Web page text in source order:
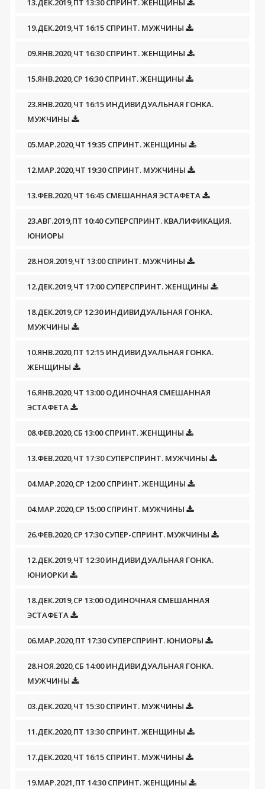
13.ДЕК.2019,ПТ 13:30 СПРИНТ. ЖЕНЩИНЫ
19.ДЕК.2019,ЧТ 16:15 СПРИНТ. МУЖЧИНЫ
09.ЯНВ.2020,ЧТ 16:30 СПРИНТ. ЖЕНЩИНЫ
15.ЯНВ.2020,СР 16:30 СПРИНТ. ЖЕНЩИНЫ
23.ЯНВ.2020,ЧТ 16:15 ИНДИВИДУАЛЬНАЯ ГОНКА.
МУЖЧИНЫ
05.МАР.2020,ЧТ 19:35 СПРИНТ. ЖЕНЩИНЫ
12.МАР.2020,ЧТ 19:30 СПРИНТ. МУЖЧИНЫ
13.ФЕВ.2020,ЧТ 16:45 СМЕШАННАЯ ЭСТАФЕТА
23.АВГ.2019,ПТ 10:40 СУПЕРСПРИНТ. КВАЛИФИКАЦИЯ.
ЮНИОРЫ
28.НОЯ.2019,ЧТ 13:00 СПРИНТ. МУЖЧИНЫ
12.ДЕК.2019,ЧТ 17:00 СУПЕРСПРИНТ. ЖЕНЩИНЫ
18.ДЕК.2019,СР 12:30 ИНДИВИДУАЛЬНАЯ ГОНКА.
МУЖЧИНЫ
10.ЯНВ.2020,ПТ 12:15 ИНДИВИДУАЛЬНАЯ ГОНКА.
ЖЕНЩИНЫ
16.ЯНВ.2020,ЧТ 13:00 ОДИНОЧНАЯ СМЕШАННАЯ
ЭСТАФЕТА
08.ФЕВ.2020,СБ 13:00 СПРИНТ. ЖЕНЩИНЫ
13.ФЕВ.2020,ЧТ 17:30 СУПЕРСПРИНТ. МУЖЧИНЫ
04.МАР.2020,СР 12:00 СПРИНТ. ЖЕНЩИНЫ
04.МАР.2020,СР 15:00 СПРИНТ. МУЖЧИНЫ
26.ФЕВ.2020,СР 17:30 СУПЕР-СПРИНТ. МУЖЧИНЫ
12.ДЕК.2019,ЧТ 12:30 ИНДИВИДУАЛЬНАЯ ГОНКА.
ЮНИОРКИ
18.ДЕК.2019,СР 13:00 ОДИНОЧНАЯ СМЕШАННАЯ
ЭСТАФЕТА
06.МАР.2020,ПТ 17:30 СУПЕРСПРИНТ. ЮНИОРЫ
28.НОЯ.2020,СБ 14:00 ИНДИВИДУАЛЬНАЯ ГОНКА.
МУЖЧИНЫ
03.ДЕК.2020,ЧТ 15:30 СПРИНТ. МУЖЧИНЫ
11.ДЕК.2020,ПТ 13:30 СПРИНТ. ЖЕНЩИНЫ
17.ДЕК.2020,ЧТ 16:15 СПРИНТ. МУЖЧИНЫ
19.МАР.2021,ПТ 14:30 СПРИНТ. ЖЕНЩИНЫ